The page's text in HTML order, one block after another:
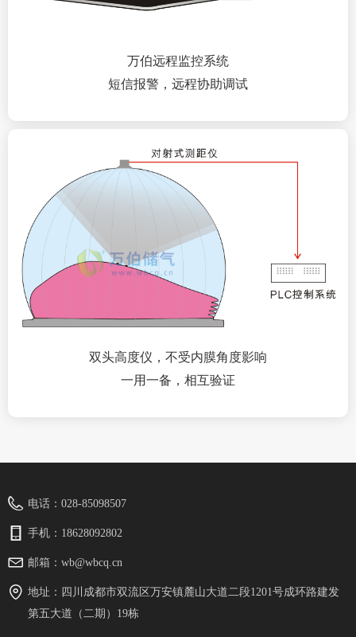
万伯远程监控系统
短信报警，远程协助调试
双头高度仪，不受内膜角度影响
一用一备，相互验证
电话： 028-85098507
手机： 18628092802
邮箱： wb@wbcq.cn
地址： 四川成都市双流区万安镇麓山大道二段1201号成环路建发
第五大道（二期）19栋